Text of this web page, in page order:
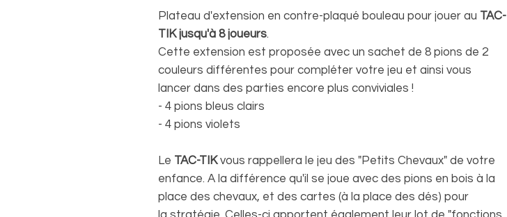
Plateau d'extension en contre-plaqué bouleau pour jouer au TAC-
TIK jusqu'à 8 joueurs.
Cette extension est proposée avec un sachet de 8 pions de 2
couleurs différentes pour compléter votre jeu et ainsi vous
lancer dans des parties encore plus conviviales !
- 4 pions bleus clairs
- 4 pions violets
Le TAC-TIKvous rappellera le jeu des "Petits Chevaux" de votre
enfance. A la différence qu'il se joue avec des pions en bois à la
place des chevaux, et des cartes (à la place des dés) pour